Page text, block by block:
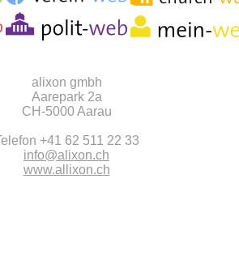
alixon gmbh
Aarepark 2a
CH-5000 Aarau
Telefon +41 62 511 22 33
info@alixon.ch
www.allixon.ch